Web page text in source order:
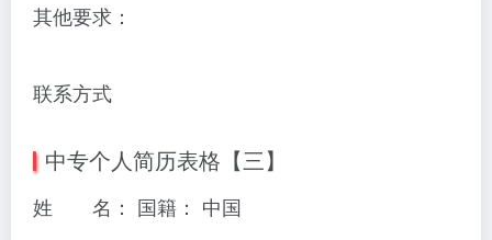
其他要求：
联系方式
中专个人简历表格【三】
姓 名： 国籍： 中国